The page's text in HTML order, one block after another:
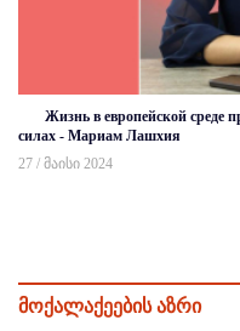
Жизнь в европейской среде
силах - Мариам Лашхия
27 / მაისი 2024
მოქალაქეების აზრი